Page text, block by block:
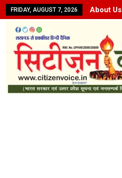
FRIDAY, AUGUST 7, 2026 About Us